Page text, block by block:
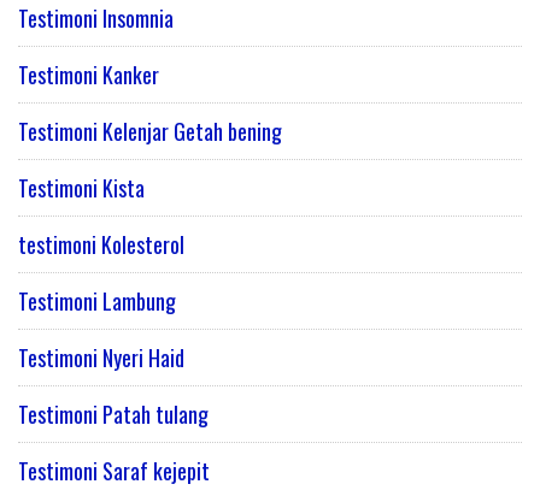
Testimoni Insomnia
Testimoni Kanker
Testimoni Kelenjar Getah bening
Testimoni Kista
testimoni Kolesterol
Testimoni Lambung
Testimoni Nyeri Haid
Testimoni Patah tulang
Testimoni Saraf kejepit